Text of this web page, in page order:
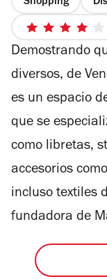
4
de
Demostrando
diversos, de
es un espacio
que se
como libretas,
accesorios
incluso textiles
fundadora de